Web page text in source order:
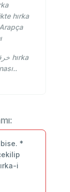
hırka
*
i